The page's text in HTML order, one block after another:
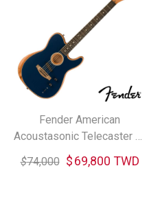
Fender American
Acoustasonic Telecaster 電
木吉他
$74,000 $69,800 TWD